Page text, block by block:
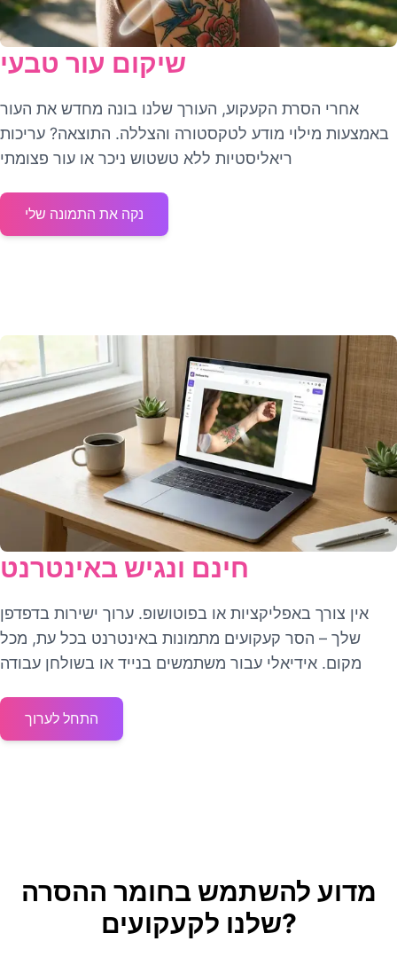
שיקום עור טבעי
אחרי הסרת הקעקוע, העורך שלנו בונה מחדש את העור
באמצעות מילוי מודע לטקסטורה והצללה. התוצאה? עריכות
ריאליסטיות ללא טשטוש ניכר או עור פצומתי
נקה את התמונה שלי
חינם ונגיש באינטרנט
אין צורך באפליקציות או בפוטושופ. ערוך ישירות בדפדפן
שלך – הסר קעקועים מתמונות באינטרנט בכל עת, מכל
מקום. אידיאלי עבור משתמשים בנייד או בשולחן עבודה
התחל לערוך
מדוע להשתמש בחומר ההסרה
שלנו לקעקועים?